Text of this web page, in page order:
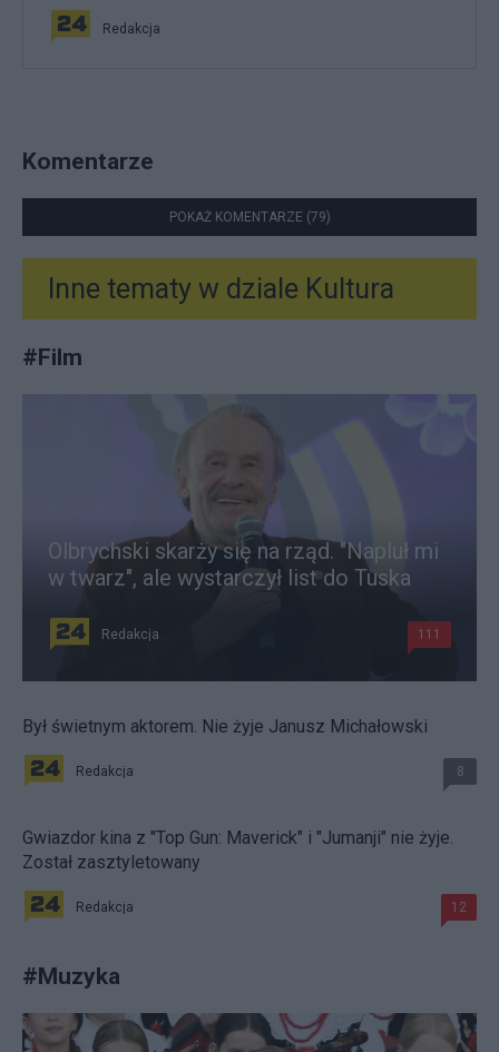
Redakcja
Komentarze
POKAŻ KOMENTARZE (79)
Inne tematy w dziale Kultura
#Film
Olbrychski skarży się na rząd. "Napluł mi
w twarz", ale wystarczył list do Tuska
Redakcja 111
Był świetnym aktorem. Nie żyje Janusz Michałowski
Redakcja 8
Gwiazdor kina z "Top Gun: Maverick" i "Jumanji" nie żyje.
Został zasztyletowany
Redakcja 12
#Muzyka